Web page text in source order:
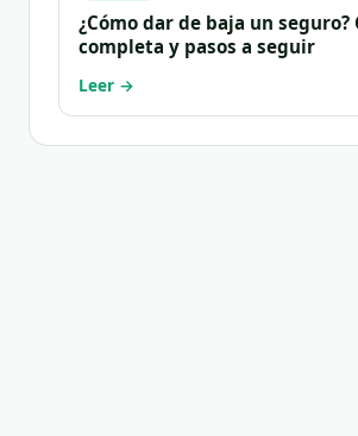
¿Cómo dar de baja un seguro?
completa y pasos a seguir
Leer →